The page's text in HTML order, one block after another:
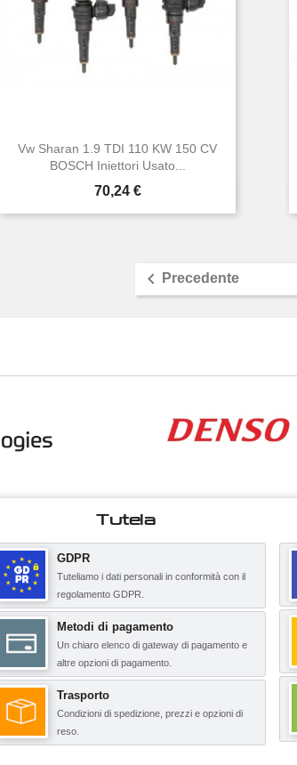
Vw Sharan 1.9 TDI 110 KW 150 CV
BOSCH Iniettori Usato...
Prezzo
70,24 €
Anteprima
 Precedente
Tutela
GDPR
Tuteliamo i dati personali in conformità con il
regolamento GDPR.
Metodi di pagamento
Un chiaro elenco di gateway di pagamento e
altre opzioni di pagamento.
Trasporto
Condizioni di spedizione, prezzi e opzioni di
reso.